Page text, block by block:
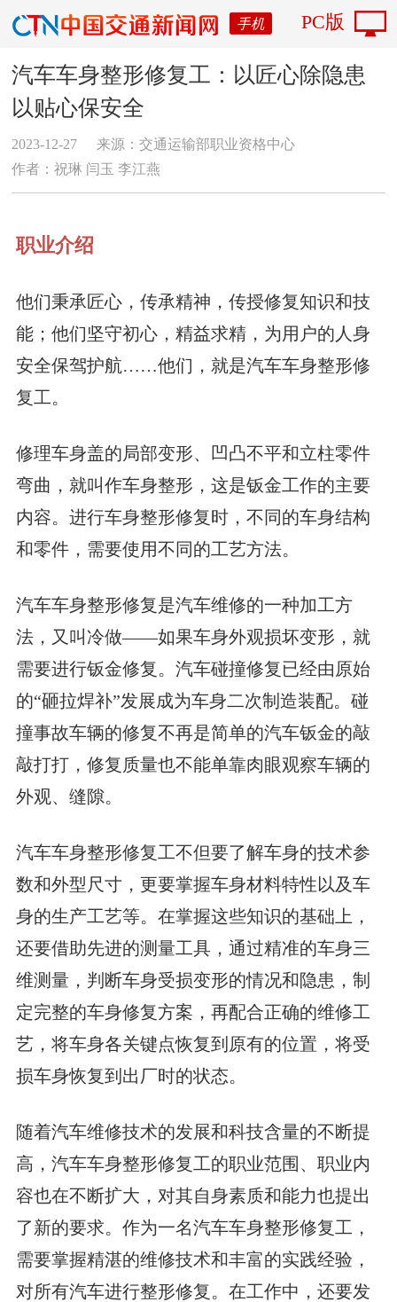
手机 PC版
汽车车身整形修复工：以匠心除隐患
以贴心保安全
2023-12-27
来源：交通运输部职业资格中心
作者：祝琳 闫玉 李江燕
职业介绍
他们秉承匠心，传承精神，传授修复知识和技
能；他们坚守初心，精益求精，为用户的人身
安全保驾护航……他们，就是汽车车身整形修
复工。
修理车身盖的局部变形、凹凸不平和立柱零件
弯曲，就叫作车身整形，这是钣金工作的主要
内容。进行车身整形修复时，不同的车身结构
和零件，需要使用不同的工艺方法。
汽车车身整形修复是汽车维修的一种加工方
法，又叫冷做——如果车身外观损坏变形，就
需要进行钣金修复。汽车碰撞修复已经由原始
的“砸拉焊补”发展成为车身二次制造装配。碰
撞事故车辆的修复不再是简单的汽车钣金的敲
敲打打，修复质量也不能单靠肉眼观察车辆的
外观、缝隙。
汽车车身整形修复工不但要了解车身的技术参
数和外型尺寸，更要掌握车身材料特性以及车
身的生产工艺等。在掌握这些知识的基础上，
还要借助先进的测量工具，通过精准的车身三
维测量，判断车身受损变形的情况和隐患，制
定完整的车身修复方案，再配合正确的维修工
艺，将车身各关键点恢复到原有的位置，将受
损车身恢复到出厂时的状态。
随着汽车维修技术的发展和科技含量的不断提
高，汽车车身整形修复工的职业范围、职业内
容也在不断扩大，对其自身素质和能力也提出
了新的要求。作为一名汽车车身整形修复工，
需要掌握精湛的维修技术和丰富的实践经验，
对所有汽车进行整形修复。在工作中，还要发